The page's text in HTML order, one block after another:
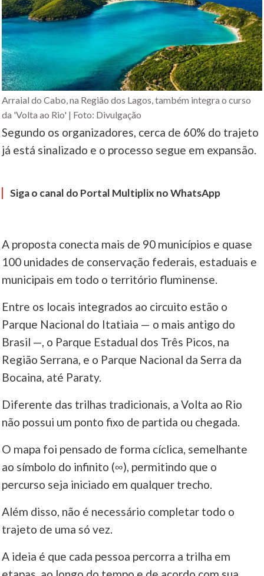
Arraial do Cabo, na Região dos Lagos, também integra o curso
da 'Volta ao Rio' | Foto: Divulgação
Segundo os organizadores, cerca de 60% do trajeto
já está sinalizado e o processo segue em expansão.
Siga o canal do Portal Multiplix no WhatsApp
A proposta conecta mais de 90 municípios e quase
100 unidades de conservação federais, estaduais e
municipais em todo o território fluminense.
Entre os locais integrados ao circuito estão o
Parque Nacional do Itatiaia — o mais antigo do
Brasil —, o Parque Estadual dos Três Picos, na
Região Serrana, e o Parque Nacional da Serra da
Bocaina, até Paraty.
Diferente das trilhas tradicionais, a Volta ao Rio
não possui um ponto fixo de partida ou chegada.
O mapa foi pensado de forma cíclica, semelhante
ao símbolo do infinito (∞), permitindo que o
percurso seja iniciado em qualquer trecho.
Além disso, não é necessário completar todo o
trajeto de uma só vez.
A ideia é que cada pessoa percorra a trilha em